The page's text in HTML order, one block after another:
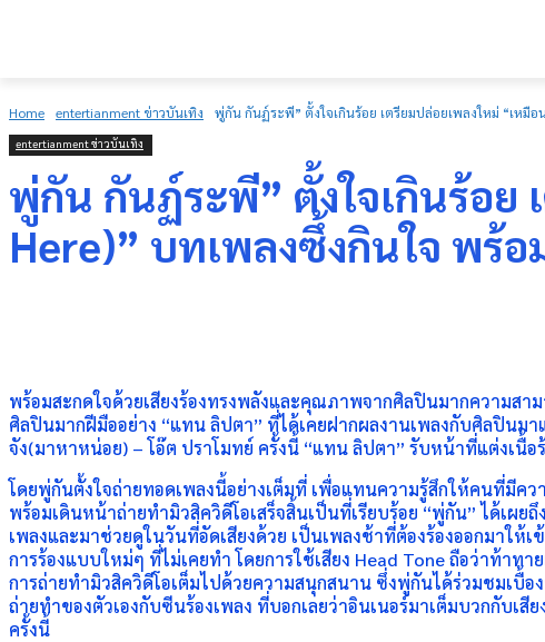
Home entertianment ข่าวบันเทิง พู่กัน กันฏ์ระพี” ตั้งใจเกินร้อย เตรียมปล่อยเพลงใหม่ “เหมื
entertianment ข่าวบันเทิง
พู่กัน กันฏ์ระพี” ตั้งใจเกินร้อย
Here)” บทเพลงซึ้งกินใจ พร้
พร้อมสะกดใจด้วยเสียงร้องทรงพลังและคุณภาพจากศิลปินมากความสา
ศิลปินมากฝีมืออย่าง “แทน ลิปตา” ที่ได้เคยฝากผลงานเพลงกับศิลปินมา
จัง(มาหาหน่อย) – โอ๊ต ปราโมทย์ ครั้งนี้ “แทน ลิปตา” รับหน้าที่แต่งเนื้อ
โดยพู่กันตั้งใจถ่ายทอดเพลงนี้อย่างเต็มที่ เพื่อแทนความรู้สึกให้คนที่มีค
พร้อมเดินหน้าถ่ายทำมิวสิควิดีโอเสร็จสิ้นเป็นที่เรียบร้อย “พู่กัน” ได้เผย
เพลงและมาช่วยดูในวันที่อัดเสียงด้วย เป็นเพลงช้าที่ต้องร้องออกมาให้
การร้องแบบใหม่ๆ ที่ไม่เคยทำ โดยการใช้เสียง Head Tone ถือว่าท้า
การถ่ายทำมิวสิควิดีโอเต็มไปด้วยความสนุกสนาน ซึ่งพู่กันได้ร่วมชมเบื้
ถ่ายทำของตัวเองกับซีนร้องเพลง ที่บอกเลยว่าอินเนอร์มาเต็มบวกกับเ
ครั้งนี้